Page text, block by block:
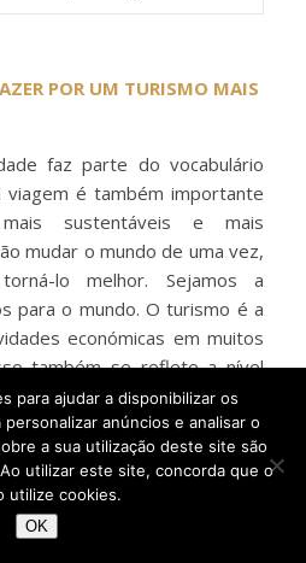
POR UM TURISMO MAIS
faz parte do vocabulário
é também importante
sustentáveis e mais
mudar o mundo de uma vez,
lo melhor. Sejamos a
para o mundo. O turismo é a
económicas em muitos
também se reflete a nível
casos, cresceu-se
olhar aos efeitos negativos
etc. E as alterações
também associado a isso
de gases com efeito de
10% do PIB mundial e
para ajudar a disponibilizar os
anúncios e analisar o
a sua utilização deste site são
utilizar este site, concorda que o
utilize cookies.
OK